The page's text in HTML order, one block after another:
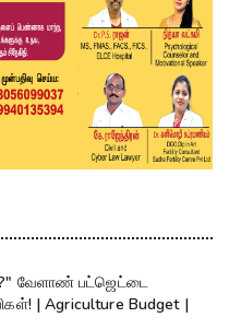
வேளாண் பட்ஜெட்டை
| Agriculture Budget |